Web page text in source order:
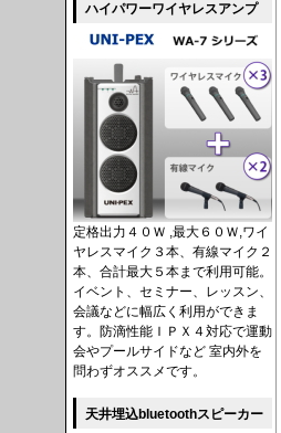
ハイパワーワイヤレスアンプ
定格出力４０Ｗ ,最大６０Ｗ,ワイ
ヤレスマイク３本、有線マイク２
本、合計最大５本まで利用可能。
イベント、セミナー、レッスン、
会議などに幅広く利用ができま
す。防滴性能ＩＰＸ４対応で運動
会やプールサイドなど 室内外を
問わずオススメです。
天井埋込bluetoothスピーカー